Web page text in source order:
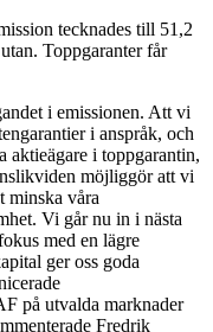
tecknades till 51,2
Toppgaranter får
i emissionen. Att vi
i anspråk, och
aktieägare i toppgarantin,
möjliggör att vi
minska våra
Vi går nu in i nästa
med en lägre
ger oss goda
på utvalda marknader
Fredrik